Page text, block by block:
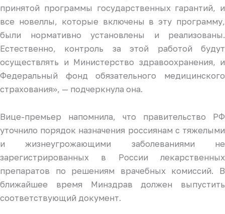
принятой программы государственных гарантий, и
все новеллы, которые включены в эту программу,
были нормативно установлены и реализованы.
Естественно, контроль за этой работой будут
осуществлять и Министерство здравоохранения, и
Федеральный фонд обязательного медицинского
страхования», — подчеркнула она.
Вице-премьер напомнила, что правительство РФ
уточнило порядок назначения россиянам с тяжелыми
и жизнеугрожающими заболеваниями не
зарегистрированных в России лекарственных
препаратов по решениям врачебных комиссий. В
ближайшее время Минздрав должен выпустить
соответствующий документ.